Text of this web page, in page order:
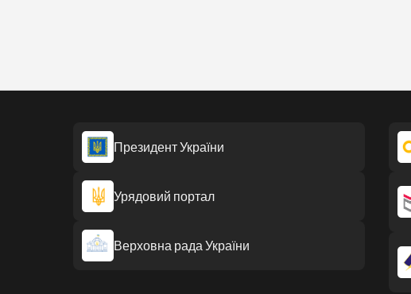
Президент України
Урядовий портал
Верховна рада України